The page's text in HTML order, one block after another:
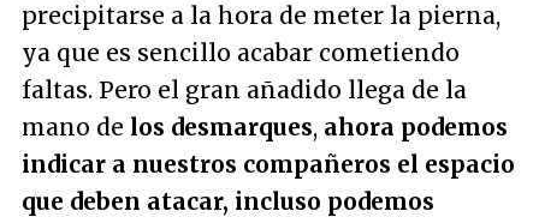
precipitarse a la hora de meter la pierna,
ya que es sencillo acabar cometiendo
faltas. Pero el gran añadido llega de la
mano de los desmarques, ahora podemos
indicar a nuestros compañeros el espacio
que deben atacar, incluso podemos